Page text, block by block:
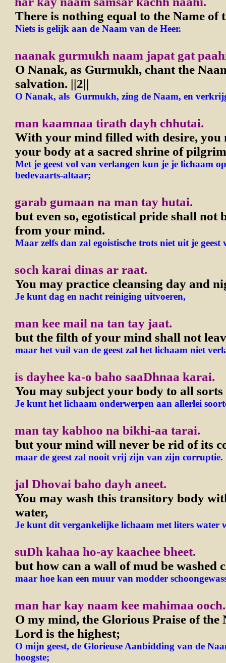
There is nothing equal to the Name of
Niets is gelijk aan de Naam van de Heer.
naanak gurmukh naam japat gat
O Nanak, as Gurmukh, chant the
salvation. ||2||
O Nanak, als Gurmukh, zing de Naam, en
man kaamnaa tirath dayh chhutai.
With your mind filled with desire, you
your body at a sacred shrine of
Met je geest vol van verlangen kun je je lichaam
bedevaarts-altaar;
garab gumaan na man tay hutai.
but even so, egotistical pride shall not
from your mind.
Maar zelfs dan zal egoistische trots niet uit je
soch karai dinas ar raat.
You may practice cleansing day and
Je kunt dag en nacht reiniging uitvoeren,
man kee mail na tan tay jaat.
but the filth of your mind shall not
maar het vuil van de geest zal het lichaam niet
is dayhee ka-o baho saaDhnaa karai.
You may subject your body to all
Je kunt het lichaam onderwerpen aan allerlei
man tay kabhoo na bikhi-aa tarai.
but your mind will never be rid of its
maar de geest zal nooit vrij zijn van zijn corruptie.
jal Dhovai baho dayh aneet.
You may wash this transitory body
water,
Je kunt dit vergankelijke lichaam met liters water
suDh kahaa ho-ay kaachee bheet.
but how can a wall of mud be washed
maar hoe kan een muur van modder
man har kay naam kee mahimaa ooch.
O my mind, the Glorious Praise of the
Lord is the highest;
O mijn geest, de Glorieuse Aanbidding van de
hoogste;